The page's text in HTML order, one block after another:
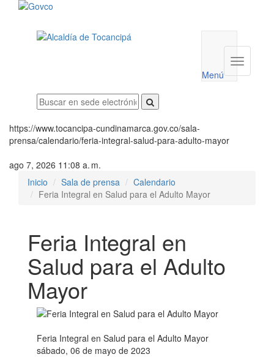
utilidades
Menú
Menú
https://www.tocancipa-cundinamarca.gov.co/sala-
prensa/calendario/feria-integral-salud-para-adulto-mayor
ago 7, 2026 11:08 a. m.
Inicio
Sala de prensa
Calendario
Feria Integral en Salud para el Adulto Mayor
Feria Integral en
Salud para el Adulto
Mayor
Feria Integral en Salud para el Adulto Mayor
sábado, 06 de mayo de 2023